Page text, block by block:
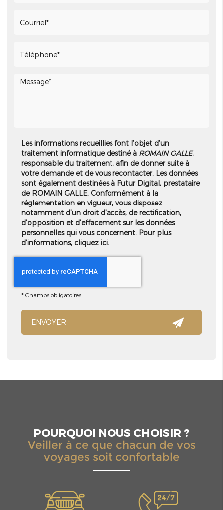
Les informations recueillies font l’objet d’un
traitement informatique destiné àROMAIN GALLE,
responsable du traitement, afin de donner suite à
votre demande et de vous recontacter. Les données
sont également destinées à Futur Digital, prestataire
de ROMAIN GALLE. Conformément à la
réglementation en vigueur, vous disposez
notamment d'un droit d'accès, de rectification,
d'opposition et d'effacement sur les données
personnelles qui vous concernent. Pour plus
d’informations, cliquez ici.
* Champs obligatoires
POURQUOI NOUS CHOISIR ?
Veiller à ce que chacun de vos
voyages soit confortable